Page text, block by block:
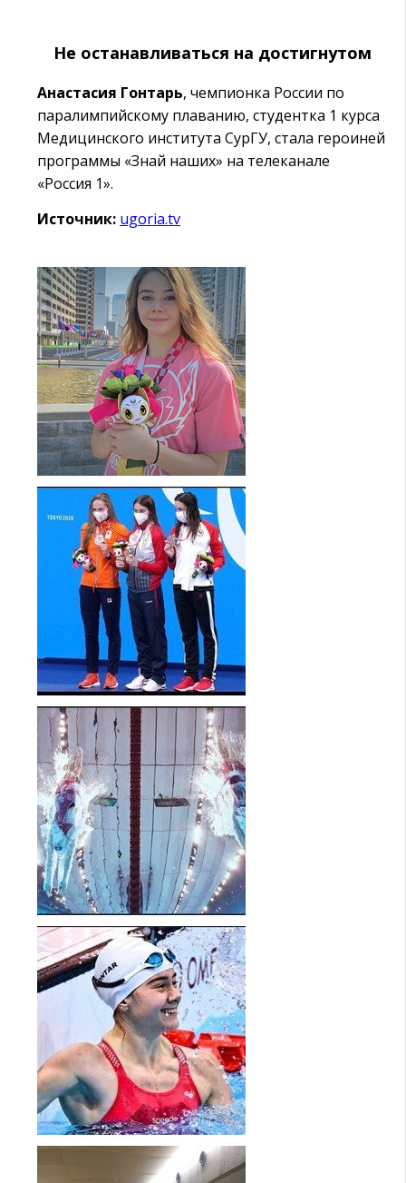
Не останавливаться на достигнутом
Анастасия Гонтарь, чемпионка России по
паралимпийскому плаванию, студентка 1 курса
Медицинского института СурГУ, стала героиней
программы «Знай наших» на телеканале
«Россия 1».
Источник: ugoria.tv